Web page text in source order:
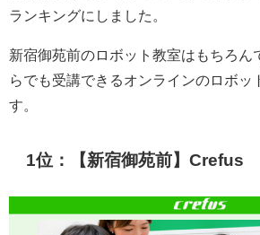
ランキングにしました。
新宿御苑前のロボット教室はもちろん
らでも受講できるオンラインのロボッ
す。
1位：【新宿御苑前】Crefus